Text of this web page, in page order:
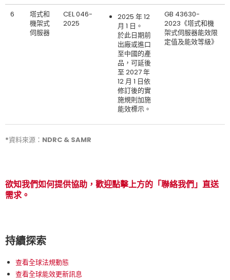
6
塔式和
機架式
伺服器
CEL 046-
2025
2025 年 12
月 1 日。
於此日期前
出廠或進口
至中國的產
品，可延後
至 2027 年
12 月 1 日依
修訂後的實
施規則加施
能效標示。
GB 43630-
2023《塔式和機
架式伺服器能效限
定值及能效等級》
*資料來源：NDRC & SAMR
欲知我們如何提供協助，歡迎點擊上方的「聯絡我們」直送
需求。
持續探索
查看全球法規動態
查看全球能效更新訊息